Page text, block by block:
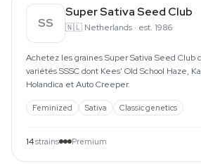
SS
Super Sativa Seed Club
🇳🇱 Netherlands · est. 1986
Achetez les graines Super Sativa Seed Club
variétés SSSC dont Kees' Old School Haze,
Holandica et Auto Creeper.
Feminized Sativa Classic genetics
14strains Premium